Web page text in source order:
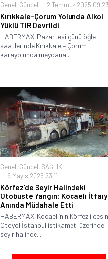
Genel, Güncel 2 Temmuz 2025 09:23
Kırıkkale-Çorum Yolunda Alkol
Yüklü TIR Devrildi
HABERMAX. Pazartesi günü öğle
saatlerinde Kırıkkale – Çorum
karayolunda meydana...
Genel, Güncel, SAĞLIK
9 Mayıs 2025 23:11
Körfez’de Seyir Halindeki
Otobüste Yangın: Kocaeli
Anında Müdahale Etti
HABERMAX. Kocaeli’nin Körfez
Otoyol İstanbul istikameti üzerinde
seyir halinde...